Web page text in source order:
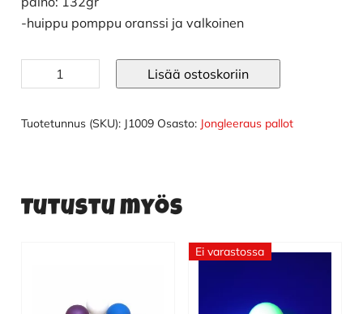
-huippu pomppu oranssi ja valkoinen
pomppupallo
määrä
Lisää ostoskoriin
Tuotetunnus (SKU): J1009 Osasto: Jongleeraus pallot
Tutustu myös
Ei varastossa